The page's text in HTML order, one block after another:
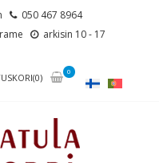
050 467 8964
arkisin 10 - 17
0